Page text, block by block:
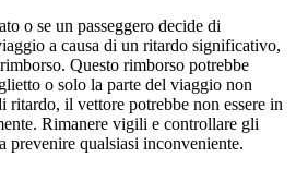
o se un passeggero decide di
a causa di un ritardo significativo,
Questo rimborso potrebbe
o solo la parte del viaggio non
ritardo, il vettore potrebbe non essere in
Rimanere vigili e controllare gli
prevenire qualsiasi inconveniente.